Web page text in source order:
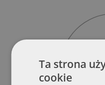
Ta strona
cookie